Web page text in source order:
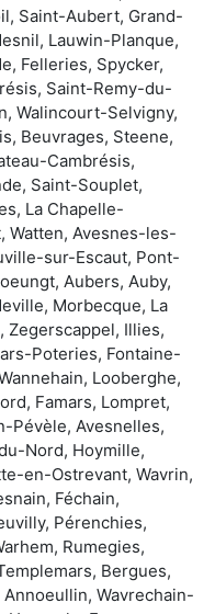
Saint-Aubert, Grand-
Lauwin-Planque,
Felleries, Spycker,
Saint-Remy-du-
Walincourt-Selvigny,
Beuvrages, Steene,
Cambrésis,
Saint-Souplet,
La Chapelle-
Watten, Avesnes-les-
sur-Escaut, Pont-
Aubers, Auby,
Morbecque, La
Zegerscappel, Illies,
Poteries, Fontaine-
Looberghe,
Famars, Lompret,
Pévèle, Avesnelles,
Nord, Hoymille,
en-Ostrevant, Wavrin,
Féchain,
Pérenchies,
Rumegies,
Bergues,
Wavrechain-